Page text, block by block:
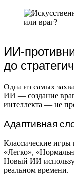
ИИ-
до
Одна из самых
ИИ — создание
интеллекта — не
Адаптивная
Классические
«Легко»,
Новый ИИ
реальном времени.